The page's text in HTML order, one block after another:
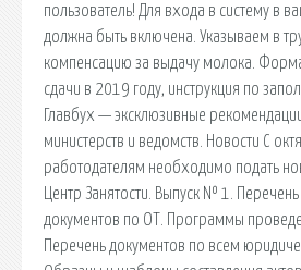
пользователь! Для входа в систему в
должна быть включена. Указываем в
компенсацию за выдачу молока. Форма
сдачи в 2019 году, инструкция по
Главбух — эксклюзивные
министерств и ведомств. Новости С
работодателям необходимо подать
Центр Занятости. Выпуск № 1.
документов по ОТ. Программы
Перечень документов по всем